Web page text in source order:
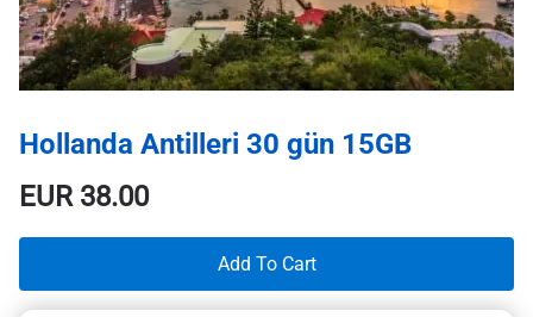
Hollanda Antilleri 30 gün 15GB
EUR38.00
Add To Cart